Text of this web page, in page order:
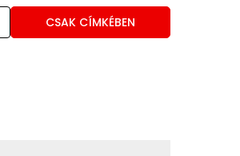
CSAK CÍMKÉBEN